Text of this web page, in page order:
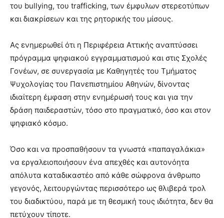
του bullying, του trafficking, των έμφυλων στερεοτύπων
και διακρίσεων και της ρητορικής του μίσους.
Ας ενημερωθεί ότι η Περιφέρεια Αττικής αναπτύσσει
πρόγραμμα ψηφιακού εγγραμματισμού και στις Σχολές
Γονέων, σε συνεργασία με Καθηγητές του Τμήματος
Ψυχολογίας του Πανεπιστημίου Αθηνών, δίνοντας
ιδιαίτερη έμφαση στην ενημέρωσή τους και για την
δράση παιδεραστών, τόσο στο πραγματικό, όσο και στον
ψηφιακό κόσμο.
Όσο και να προσπαθήσουν τα γνωστά «παπαγαλάκια»
να εργαλειοποιήσουν ένα απεχθές και αυτονόητα
απόλυτα καταδικαστέο από κάθε σώφρονα άνθρωπο
γεγονός, λειτουργώντας περισσότερο ως θλιβερά τρολ
του διαδικτύου, παρά με τη θεσμική τους ιδιότητα, δεν θα
πετύχουν τίποτε.